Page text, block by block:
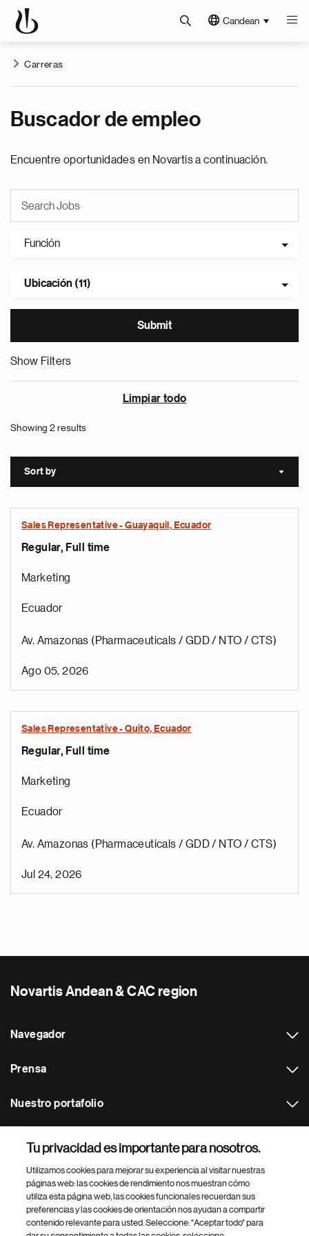
Candean
Carreras
Buscador de empleo
Encuentre oportunidades en Novartis a continuación.
Función
Ubicación (11)
Show Filters
Limpiar todo
Showing 2 results
Sort by Sort
Sales Representative - Guayaquil, Ecuador
Regular, Full time
Marketing
Ecuador
Av. Amazonas (Pharmaceuticals / GDD / NTO / CTS)
Ago 05, 2026
Sales Representative - Quito, Ecuador
Regular, Full time
Marketing
Ecuador
Av. Amazonas (Pharmaceuticals / GDD / NTO / CTS)
Jul 24, 2026
Novartis Andean & CAC region
Navegador
Prensa
Nuestro portafolio
Footer Site Search
Tu privacidad es importante para nosotros.
Utilizamos cookies para mejorar su experiencia al visitar nuestras
páginas web: las cookies de rendimiento nos muestran cómo
utiliza esta página web, las cookies funcionales recuerdan sus
preferencias y las cookies de orientación nos ayudan a compartir
contenido relevante para usted. Seleccione: "Aceptar todo" para